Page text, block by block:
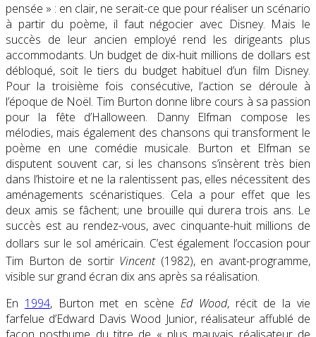
pensée » : en clair, ne serait-ce que pour réaliser un scénario
à partir du poème, il faut négocier avec Disney. Mais le
succès de leur ancien employé rend les dirigeants plus
accommodants. Un budget de dix-huit millions de dollars est
débloqué, soit le tiers du budget habituel d’un film Disney.
Pour la troisième fois consécutive, l’action se déroule à
l’époque de Noël. Tim Burton donne libre cours à sa passion
pour la fête d’Halloween. Danny Elfman compose les
mélodies, mais également des chansons qui transforment le
poème en une comédie musicale. Burton et Elfman se
disputent souvent car, si les chansons s’insèrent très bien
dans l’histoire et ne la ralentissent pas, elles nécessitent des
aménagements scénaristiques. Cela a pour effet que les
deux amis se fâchent; une brouille qui durera trois ans. Le
succès est au rendez-vous, avec cinquante-huit millions de
dollars sur le sol américain. C’est également l’occasion pour
Tim Burton de sortir Vincent (1982), en avant-programme,
visible sur grand écran dix ans après sa réalisation.
En 1994, Burton met en scène Ed Wood, récit de la vie
farfelue d’Edward Davis Wood Junior, réalisateur affublé de